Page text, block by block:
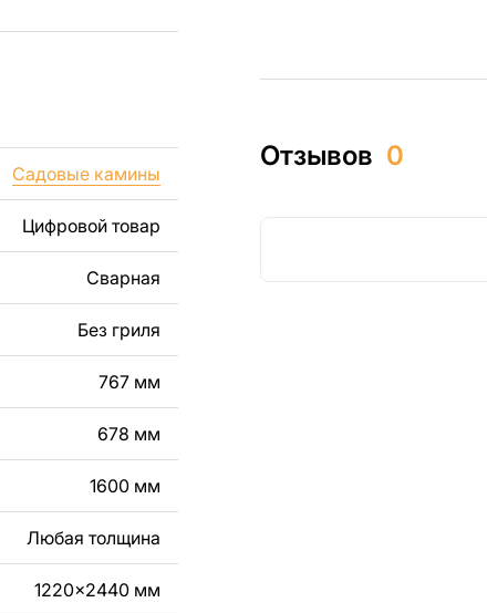
созданы с
что
изображение,
дизайн изделия.
изделия из
с нами в
Садовые камины
Цифровой товар
Сварная
Без гриля
767 мм
678 мм
1600 мм
Любая толщина
1220x2440 мм
Отзывов 0